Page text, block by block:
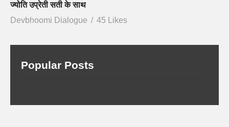
ज्योति उप्रेती सती के साथ
Devbhoomi Dialogue
45 Likes
Popular Posts